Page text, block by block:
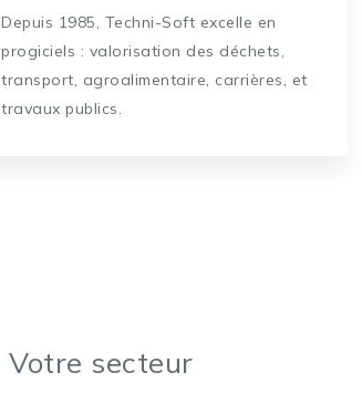
Depuis 1985, Techni-Soft excelle en
progiciels : valorisation des déchets,
transport, agroalimentaire, carrières, et
travaux publics.
Votre secteur